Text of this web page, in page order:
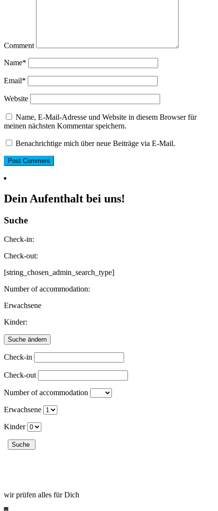
Comment
Name*
Email*
Website
Name, E-Mail-Adresse und Website in diesem Browser für
meinen nächsten Kommentar speichern.
Benachrichtige mich über neue Beiträge via E-Mail.
Dein Aufenthalt bei uns!
Suche
Check-in:
Check-out:
[string_chosen_admin_search_type]
Number of accommodation:
Erwachsene
Kinder:
Check-in
Check-out
Number of accommodation
Erwachsene
Kinder
wir prüfen alles für Dich